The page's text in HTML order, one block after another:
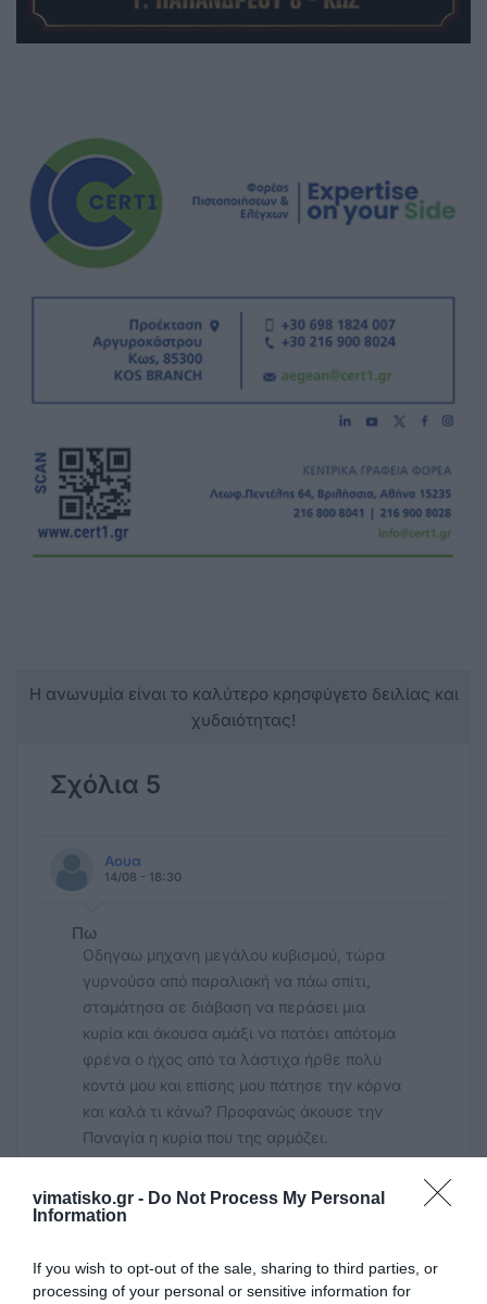
vimatisko.gr - Do Not Process My Personal
Information
If you wish to opt-out of the sale, sharing to third parties, or
processing of your personal or sensitive information for
Η ανωνυμία είναι το καλύτερο κρησφύγετο δειλίας και
χυδαιότητας!
Σχόλια 5
Αουα
14/08 - 18:30
Πω
Οδηγαω μηχανη μεγάλου κυβισμού, τώρα
γυρνούσα από παραλιακή να πάω σπίτι,
σταμάτησα σε διάβαση να περάσει μια
κυρία και άκουσα αμάξι να πατάει απότομα
φρένα ο ήχος από τα λάστιχα ήρθε πολύ
κοντά μου και επίσης μου πάτησε την κόρνα
και καλά τι κάνω? Προφανώς άκουσε την
Παναγία η κυρία που της αρμόζει.
Φτάνουμε στο ότι δυστυχώς είστε όλοι
στην οδήγηση ότι χειρότερο όλο το
σκουπιδαριο έχει μαζευτεί σε αυτό το νησί,
είναι κίνδυνος.